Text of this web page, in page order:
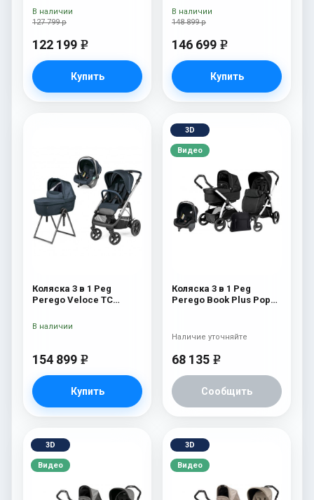
127 799 р
122 199 e
Купить
В наличии
Black New
148 899 р
146 699 e
Купить
В наличии
Коляска 3 в 1 Peg
Perego Veloce TC
New
154 899 e
Купить
В наличии
3D
Видео
Коляска 3 в 1 Peg
Perego Book Plus Pop
Pop-Up Completo) Onyx
68 135 e
Сообщить
Наличие уточняйте
3D
Видео
3D
Видео